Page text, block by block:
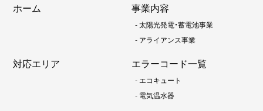
ホーム 事業内容
-太陽光発電・蓄電池事業
- アライアンス事業
対応エリア エラーコード一覧
-エコキュート
- 電気温水器